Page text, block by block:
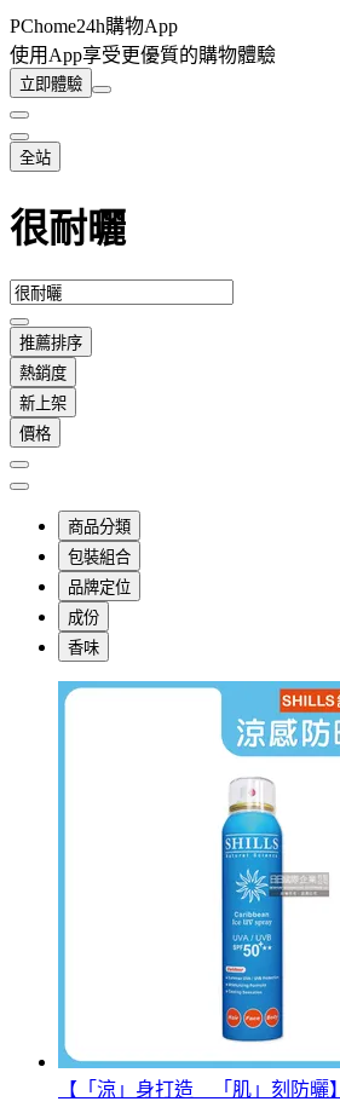
PChome24h購物App
使用App享受更優質的購物體驗
立即體驗
全站
很耐曬
推薦排序
熱銷度
新上架
價格
商品分類
包裝組合
品牌定位
成份
香味
【「涼」身打造 「肌」刻防曬】